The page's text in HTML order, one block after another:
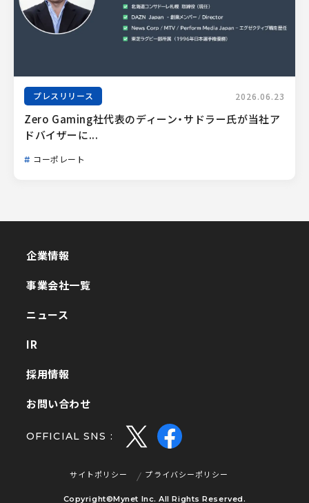
プレスリリース 2026.06.23
Zero Gaming社代表のディーン・サドラー氏が当社ア
ドバイザーに...
コーポレート
企業情報
事業会社一覧
ニュース
IR
採用情報
お問い合わせ
OFFICIAL SNS :
サイトポリシー
プライバシーポリシー
Copyright©Mynet Inc. All Rights Reserved.